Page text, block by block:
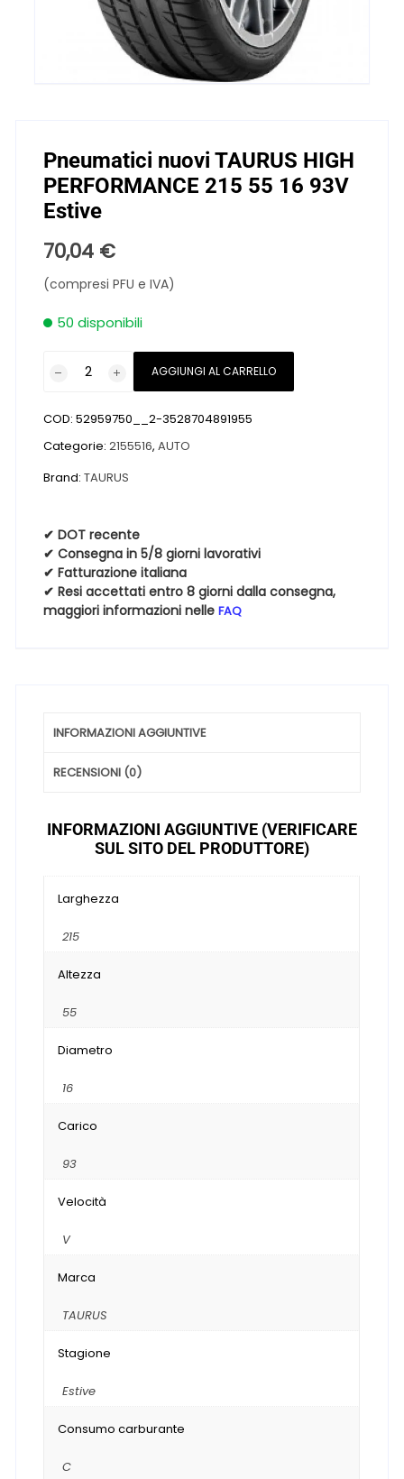
Pneumatici nuovi TAURUS HIGH
PERFORMANCE 215 55 16 93V
Estive
70,04 €
(compresi PFU e IVA)
50 disponibili
HIGH
PERFORMANCE
93V
Estive
quantità
AGGIUNGI AL CARRELLO
COD:52959750__2-3528704891955
Categorie:2155516,AUTO
Brand:TAURUS
✔ DOT recente
✔ Consegna in 5/8 giorni lavorativi
✔ Fatturazione italiana
✔ Resi accettati entro 8 giorni dalla consegna,
maggiori informazioni nelleFAQ
INFORMAZIONI AGGIUNTIVE
RECENSIONI (0)
INFORMAZIONI AGGIUNTIVE (VERIFICARE
SUL SITO DEL PRODUTTORE)
Larghezza
215
Altezza
55
Diametro
16
Carico
93
Velocità
V
Marca
TAURUS
Stagione
Estive
Consumo carburante
C